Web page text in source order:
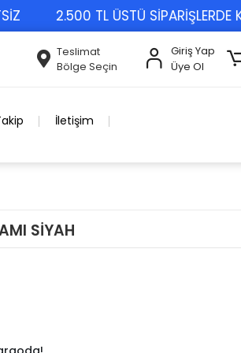
2.500 TL ÜSTÜ SİPARİŞLERDE
Teslimat
Bölge Seçin
Giriş Yap
Üye Ol
İletişim
SİYAH